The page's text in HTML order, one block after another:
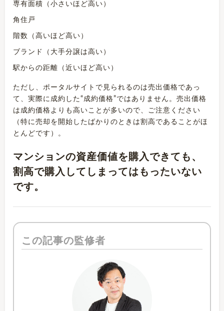
専有面積（小さいほど高い）
角住戸
階数（高いほど高い）
ブランド（大手分譲は高い）
駅からの距離（近いほど高い）
ただし、ポータルサイトで見られるのは売出価格であっ
て、実際に成約した“成約価格”ではありません。売出価格
は成約価格よりも高いことが多いので、ご注意ください
（特に売却を開始したばかりのときは割高であることがほ
とんどです）。
マンションの資産価値を購入できても、
割高で購入してしまってはもったいない
です。
この記事の監修者